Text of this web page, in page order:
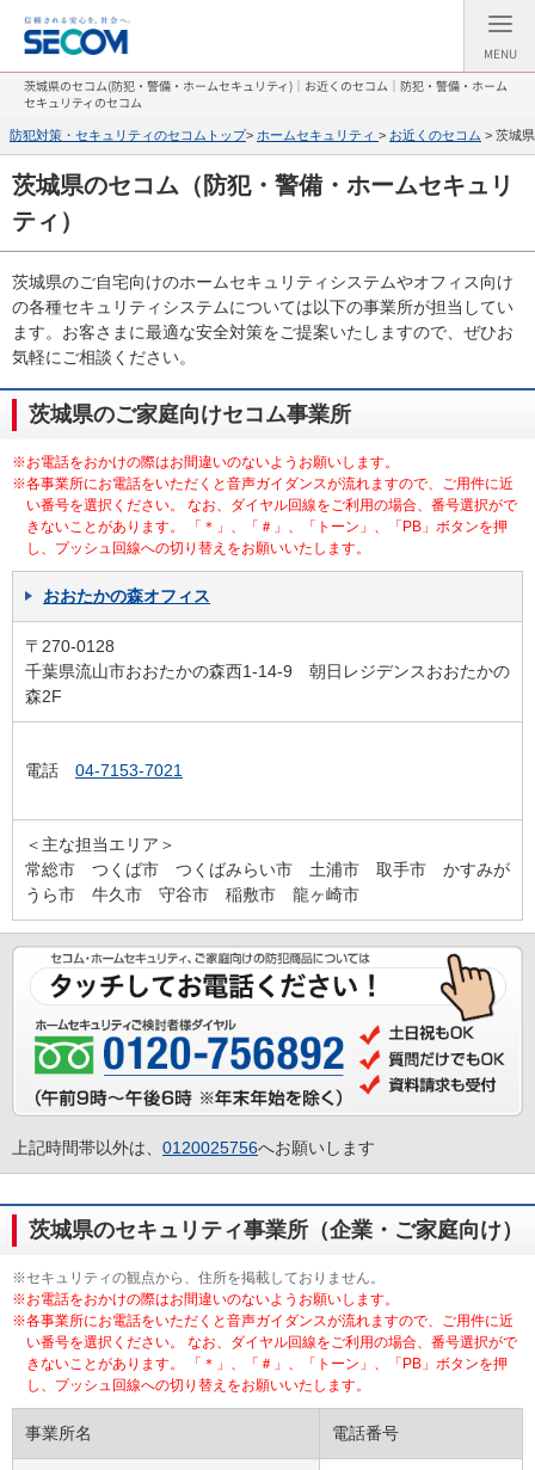
茨城県のセコム(防犯・警備・ホームセキュリティ)｜お近くのセコム｜防犯・警備・ホーム
セキュリティのセコム
MENU
防犯対策・セキュリティのセコムトップ> ホームセキュリティ > お近くのセコム > 茨城
茨城県のセコム（防犯・警備・ホームセキュリ
ティ）
茨城県のご自宅向けのホームセキュリティシステムやオフィス向け
の各種セキュリティシステムについては以下の事業所が担当してい
ます。お客さまに最適な安全対策をご提案いたしますので、ぜひお
気軽にご相談ください。
茨城県のご家庭向けセコム事業所
※お電話をおかけの際はお間違いのないようお願いします。
※各事業所にお電話をいただくと音声ガイダンスが流れますので、ご用件に近
い番号を選択ください。 なお、ダイヤル回線をご利用の場合、番号選択がで
きないことがあります。 「＊」、「＃」、「トーン」、「PB」ボタンを押
し、プッシュ回線への切り替えをお願いいたします。
おおたかの森オフィス
〒270-0128
千葉県流山市おおたかの森西1-14-9 朝日レジデンスおおたかの
森2F
電話 04-7153-7021
＜主な担当エリア＞
常総市 つくば市 つくばみらい市 土浦市 取手市 かすみが
うら市 牛久市 守谷市 稲敷市 龍ヶ崎市
上記時間帯以外は、 0120025756へお願いします
茨城県のセキュリティ事業所（企業・ご家庭向け）
※セキュリティの観点から、住所を掲載しておりません。
※お電話をおかけの際はお間違いのないようお願いします。
※各事業所にお電話をいただくと音声ガイダンスが流れますので、ご用件に近
い番号を選択ください。 なお、ダイヤル回線をご利用の場合、番号選択がで
きないことがあります。 「＊」、「＃」、「トーン」、「PB」ボタンを押
し、プッシュ回線への切り替えをお願いいたします。
事業所名 電話番号